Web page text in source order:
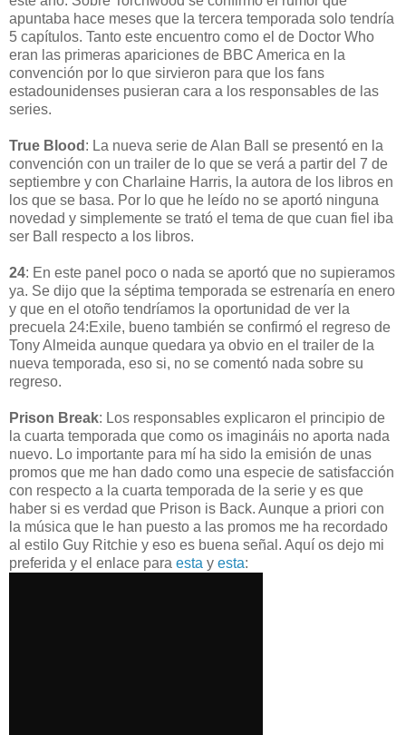
apuntaba hace meses que la tercera temporada solo tendría
5 capítulos. Tanto este encuentro como el de Doctor Who
eran las primeras apariciones de BBC America en la
convención por lo que sirvieron para que los fans
estadounidenses pusieran cara a los responsables de las
series.
True Blood : La nueva serie de Alan Ball se presentó en la
convención con un trailer de lo que se verá a partir del 7 de
septiembre y con Charlaine Harris, la autora de los libros en
los que se basa. Por lo que he leído no se aportó ninguna
novedad y simplemente se trató el tema de que cuan fiel iba
ser Ball respecto a los libros.
24: En este panel poco o nada se aportó que no supieramos
ya. Se dijo que la séptima temporada se estrenaría en enero
y que en el otoño tendríamos la oportunidad de ver la
precuela 24:Exile, bueno también se confirmó el regreso de
Tony Almeida aunque quedara ya obvio en el trailer de la
nueva temporada, eso si, no se comentó nada sobre su
regreso.
Prison Break: Los responsables explicaron el principio de
la cuarta temporada que como os imagináis no aporta nada
nuevo. Lo importante para mí ha sido la emisión de unas
promos que me han dado como una especie de satisfacción
con respecto a la cuarta temporada de la serie y es que
haber si es verdad que Prison is Back. Aunque a priori con
la música que le han puesto a las promos me ha recordado
al estilo Guy Ritchie y eso es buena señal. Aquí os dejo mi
preferida y el enlace para esta y esta: